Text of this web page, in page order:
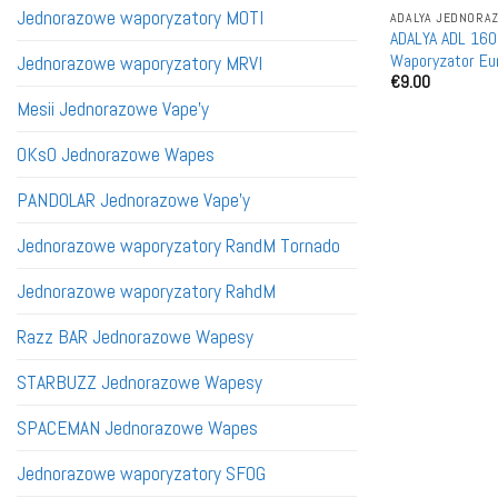
Jednorazowe waporyzatory MOTI
Jednorazowe waporyzatory MRVI
Mesii Jednorazowe Vape'y
OKsO Jednorazowe Wapes
PANDOLAR Jednorazowe Vape'y
Jednorazowe waporyzatory RandM Tornado
Jednorazowe waporyzatory RahdM
Razz BAR Jednorazowe Wapesy
STARBUZZ Jednorazowe Wapesy
SPACEMAN Jednorazowe Wapes
Jednorazowe waporyzatory SFOG
ADALYA
ADALYA ADL
Waporyzator
Zakup Bez MOQ
€9.00